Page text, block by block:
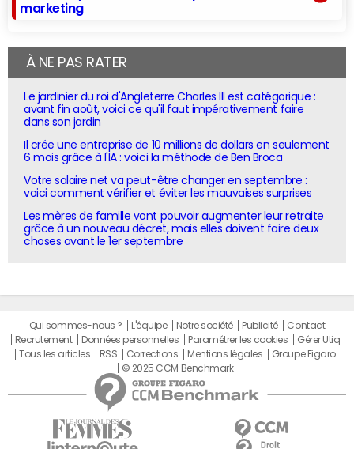
marketing
À NE PAS RATER
Le jardinier du roi d'Angleterre Charles III est catégorique :
avant fin août, voici ce qu'il faut impérativement faire
dans son jardin
Il crée une entreprise de 10 millions de dollars en seulement
6 mois grâce à l'IA : voici la méthode de Ben Broca
Votre salaire net va peut-être changer en septembre :
voici comment vérifier et éviter les mauvaises surprises
Les mères de famille vont pouvoir augmenter leur retraite
grâce à un nouveau décret, mais elles doivent faire deux
choses avant le 1er septembre
Qui sommes-nous ? L'équipe Notre société Publicité
Contact
Recrutement
Données personnelles Paramétrer les cookies
Gérer Utiq
Tous les articles
RSS Corrections Mentions légales
Groupe Figaro
© 2025 CCM Benchmark